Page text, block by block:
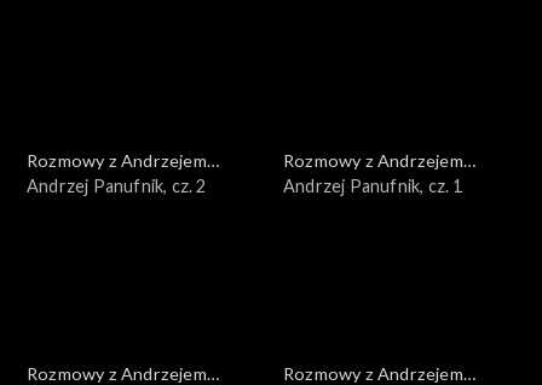
Rozmowy z Andrzejem
Doboszem
Andrzej Panufnik, cz. 2
Rozmowy z Andrzejem
Doboszem
Andrzej Panufnik, cz. 1
Rozmowy z Andrzejem
Rozmowy z Andrzejem